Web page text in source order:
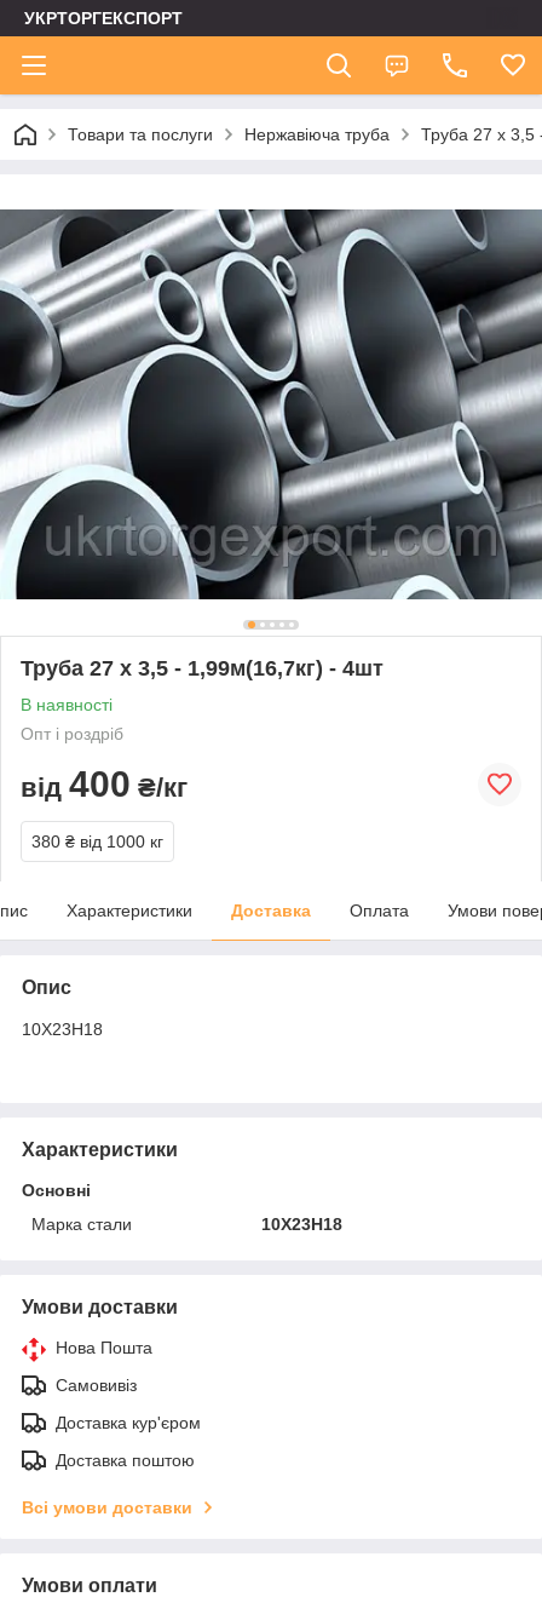
УКРТОРГЕКСПОРТ
Товари та послуги Нержавіюча труба Труба 27 х 3,5
Труба 27 х 3,5 - 1,99м(16,7кг) - 4шт
В наявності
Опт і роздріб
від 400 ₴/кг
380 ₴ від 1000 кг
Характеристики Доставка Оплата Умови
Опис
10Х23Н18
Характеристики
Основні
Марка стали
10Х23Н18
Умови доставки
Нова Пошта
Самовивіз
Доставка кур'єром
Доставка поштою
Всі умови доставки
Умови оплати